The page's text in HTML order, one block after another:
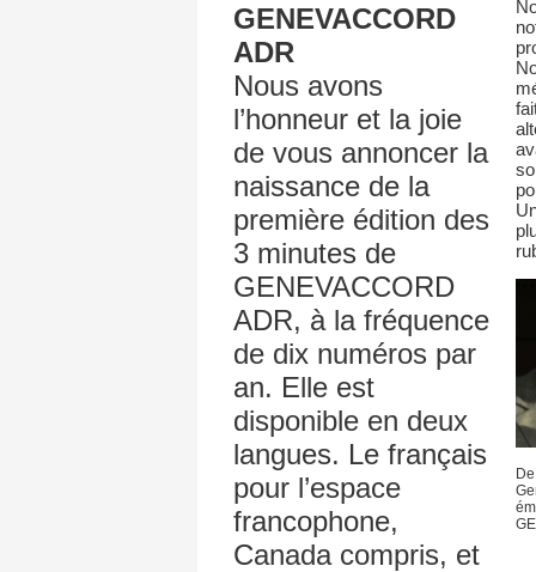
GENEVACCORD
ADR
Nous avons
l’honneur et la joie
de vous annoncer la
naissance de la
première édition des
3 minutes de
GENEVACCORD
ADR, à la fréquence
de dix numéros par
an. Elle est
disponible en deux
langues. Le français
pour l’espace
francophone,
Canada compris, et